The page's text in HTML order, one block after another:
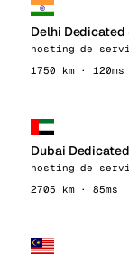
Delhi Dedicated
hosting de
1750 km · 120ms
Dubai
hosting de
2705 km · 85ms